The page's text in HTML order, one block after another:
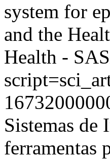
system for
and the
Health -
Sistemas de
ferramentas